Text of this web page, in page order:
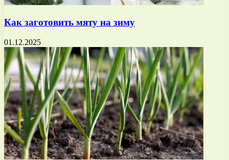
Как заготовить мяту на зиму
01.12.2025